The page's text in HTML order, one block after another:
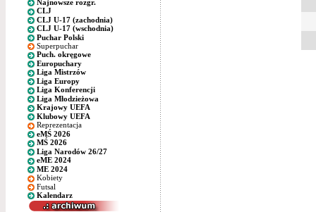
Najnowsze rozgr.
CLJ
CLJ U-17 (zachodnia)
CLJ U-17 (wschodnia)
Puchar Polski
Superpuchar
Puch. okręgowe
Europuchary
Liga Mistrzów
Liga Europy
Liga Konferencji
Liga Młodzieżowa
Krajowy UEFA
Klubowy UEFA
Reprezentacja
eMŚ 2026
MŚ 2026
Liga Narodów 26/27
eME 2024
ME 2024
Kobiety
Futsal
Kalendarz